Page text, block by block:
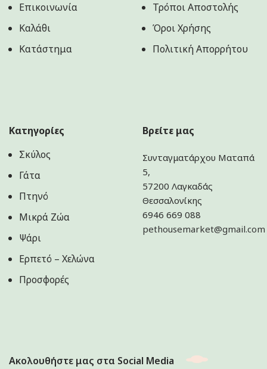
Επικοινωνία
Καλάθι
Κατάστημα
Τρόποι Αποστολής
Όροι Χρήσης
Πολιτική Aπορρήτου
Κατηγορίες
Σκύλος
Γάτα
Πτηνό
Μικρά Ζώα
Ψάρι
Ερπετό – Χελώνα
Προσφορές
Βρείτε μας
Συνταγματάρχου Ματαπά
5,
57200 Λαγκαδάς
Θεσσαλονίκης
6946 669 088
pethousemarket@gmail.com
Ακολουθήστε μας στα Social Media